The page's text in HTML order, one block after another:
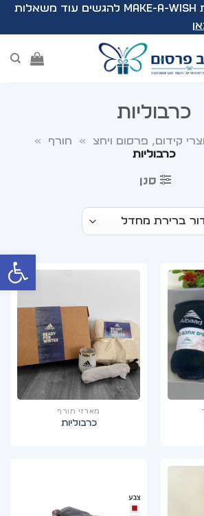
פתח
בואו לעזור לעמותת Make-A-Wish להגשים עוד משאלות
כרבוליות
קידום, פרסום ויחצ » חורף
»
כרבוליות
סנן
מארזי חורף
כרבוליות